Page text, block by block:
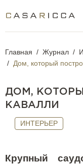
Главная Журнал
Дом, который
ДОМ,
КАВАЛЛИ
ИНТЕРЬЕР
Крупный